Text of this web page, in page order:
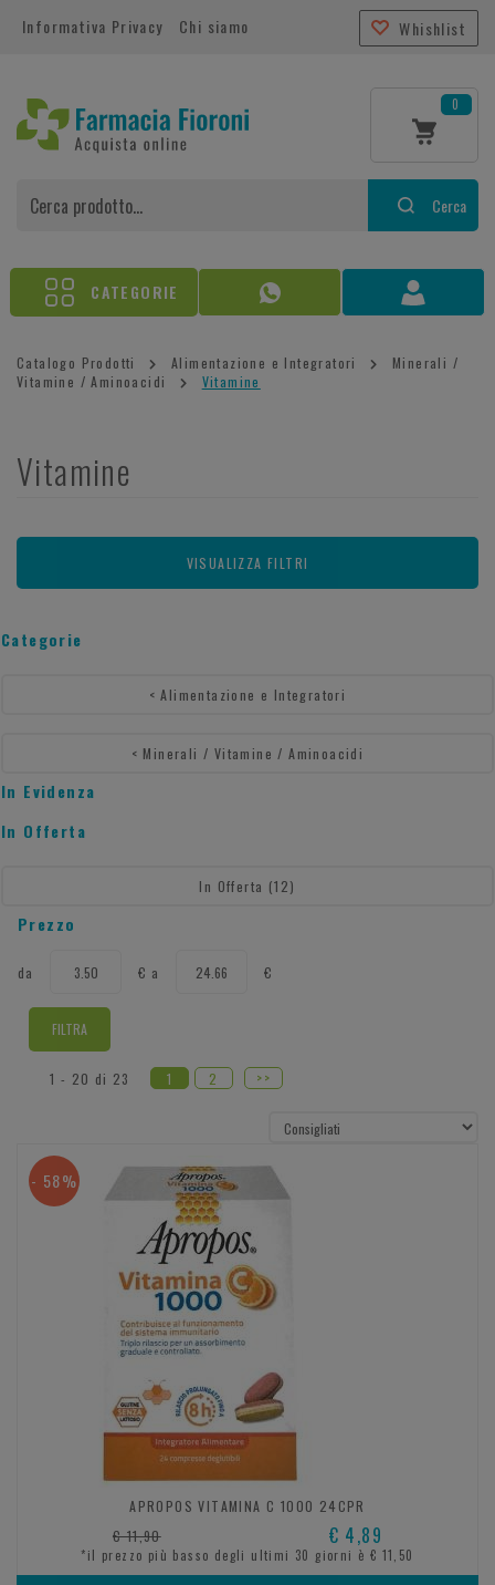
Informativa Privacy Chi siamo Whishlist
0
Cerca
CATEGORIE
Catalogo Prodotti Alimentazione e Integratori
Minerali /
Vitamine / Aminoacidi
Vitamine
Vitamine
VISUALIZZA FILTRI
Categorie
< Alimentazione e Integratori
< Minerali / Vitamine / Aminoacidi
In Evidenza
In Offerta
In Offerta (12)
Prezzo
da
da € aa €
1 - 20 di 23 1 2 >>
APROPOS VITAMINA C 1000 24CPR
- 58%
€ 11,90 € 4,89
*il prezzo più basso degli ultimi 30 giorni è € 11,50